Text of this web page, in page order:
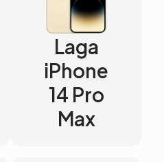
Laga
iPhone
14 Pro
Max